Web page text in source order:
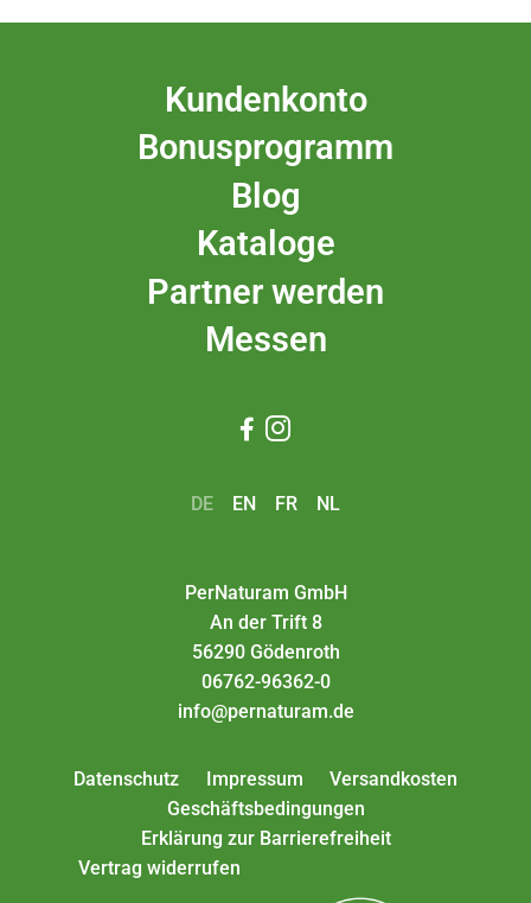
Kundenkonto
Bonusprogramm
Blog
Kataloge
Partner werden
Messen
 
DE EN FR NL
PerNaturam GmbH
An der Trift 8
56290 Gödenroth
06762-96362-0
info@pernaturam.de
Datenschutz Impressum
Versandkosten
Geschäftsbedingungen
Erklärung zur Barrierefreiheit
Vertrag widerrufen